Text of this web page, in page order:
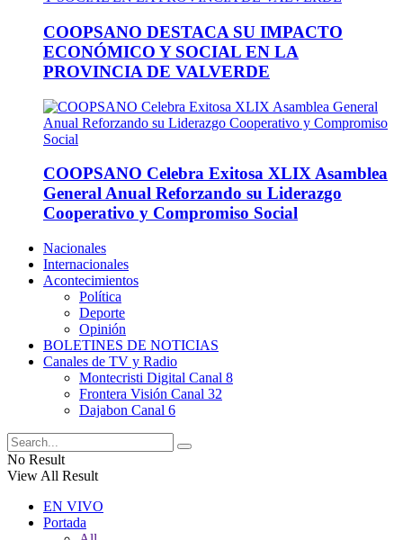
COOPSANO DESTACA SU IMPACTO
ECONÓMICO Y SOCIAL EN LA
PROVINCIA DE VALVERDE
COOPSANO Celebra Exitosa XLIX Asamblea
General Anual Reforzando su Liderazgo
Cooperativo y Compromiso Social
Nacionales
Internacionales
Acontecimientos
Política
Deporte
Opinión
BOLETINES DE NOTICIAS
Canales de TV y Radio
Montecristi Digital Canal 8
Frontera Visión Canal 32
Dajabon Canal 6
No Result
View All Result
EN VIVO
Portada